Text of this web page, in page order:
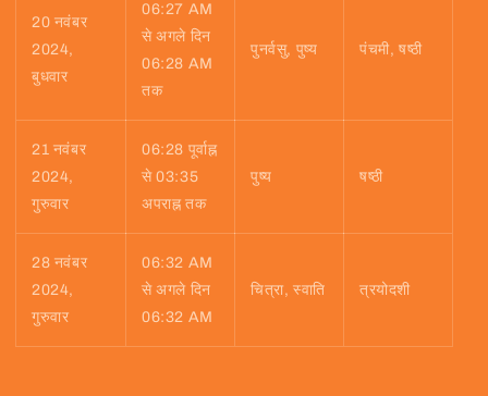
20 नवंबर
2024,
बुधवार
06:27 AM
से अगले दिन
06:28 AM
तक
पुनर्वसु, पुष्य पंचमी, षष्ठी
21 नवंबर
2024,
गुरुवार
06:28 पूर्वाह्न
से 03:35
अपराह्न तक
पुष्य षष्ठी
28 नवंबर
2024,
गुरुवार
06:32 AM
से अगले दिन
06:32 AM
चित्रा, स्वाति त्रयोदशी